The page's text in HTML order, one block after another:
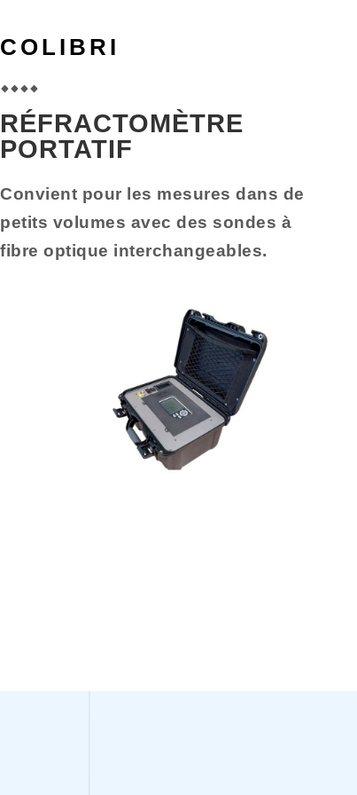
COLIBRI
RÉFRACTOMÈTRE
PORTATIF
Convient pour les mesures dans de
petits volumes avec des sondes à
fibre optique interchangeables.